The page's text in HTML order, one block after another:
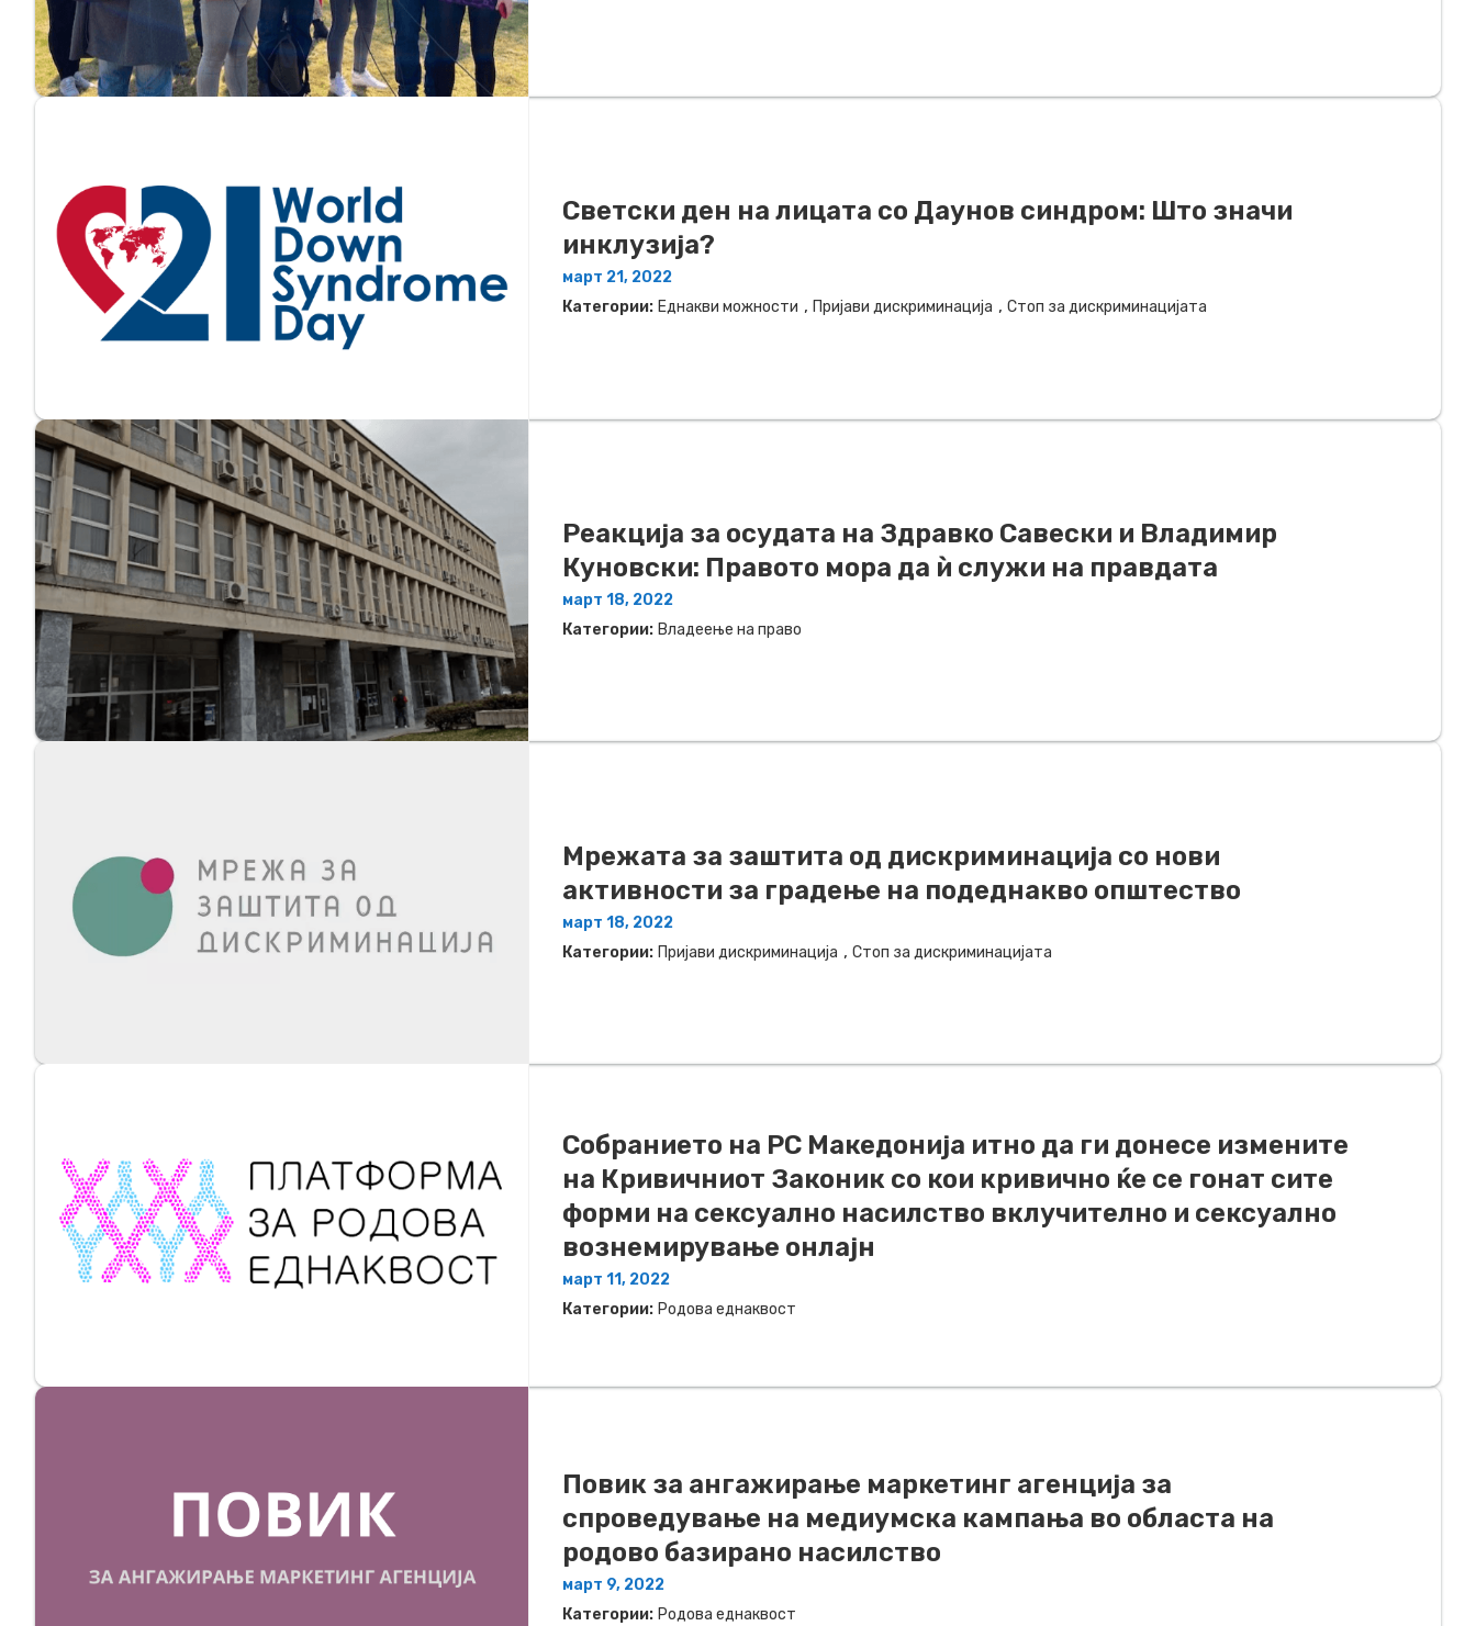
Светски ден на лицата со Даунов синдром: Што значи
инклузија?
март 21, 2022
Категории: Еднакви можности , Пријави дискриминација , Стоп за дискриминацијата
Реакција за осудата на Здравко Савески и Владимир
Куновски: Правото мора да ѝ служи на правдата
март 18, 2022
Категории: Владеење на право
Мрежата за заштита од дискриминација со нови
активности за градење на подеднакво општество
март 18, 2022
Категории: Пријави дискриминација , Стоп за дискриминацијата
Собранието на РС Македонија итно да ги донесе измените
на Кривичниот Законик со кои кривично ќе се гонат сите
форми на сексуално насилство вклучително и сексуално
вознемирување онлајн
март 11, 2022
Категории: Родова еднаквост
Повик за ангажирање маркетинг агенција за
спроведување на медиумска кампања во областа на
родово базирано насилство
март 9, 2022
Категории: Родова еднаквост